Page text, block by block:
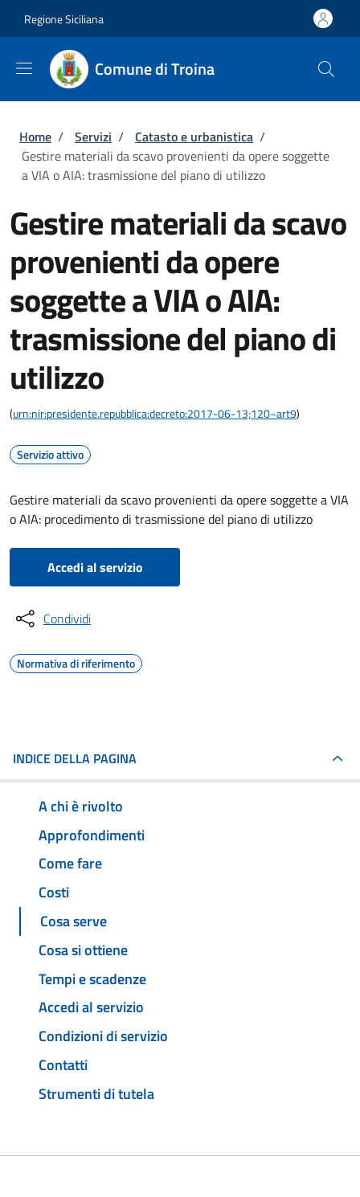
Regione Siciliana
Comune di Troina
Briciole di pane
Home / Servizi / Catasto e urbanistica /
Gestire materiali da scavo provenienti da opere soggette
a VIA o AIA: trasmissione del piano di utilizzo
Gestire materiali da scavo
provenienti da opere
soggette a VIA o AIA:
trasmissione del piano di
utilizzo
(urn:nir:presidente.repubblica:decreto:2017-06-13;120~art9)
Servizio attivo
Gestire materiali da scavo provenienti da opere soggette a VIA
o AIA: procedimento di trasmissione del piano di utilizzo
Accedi al servizio
Condividi
Normativa di riferimento
INDICE DELLA PAGINA
A chi è rivolto
Approfondimenti
Come fare
Costi
Cosa serve
Cosa si ottiene
Tempi e scadenze
Accedi al servizio
Condizioni di servizio
Contatti
Strumenti di tutela